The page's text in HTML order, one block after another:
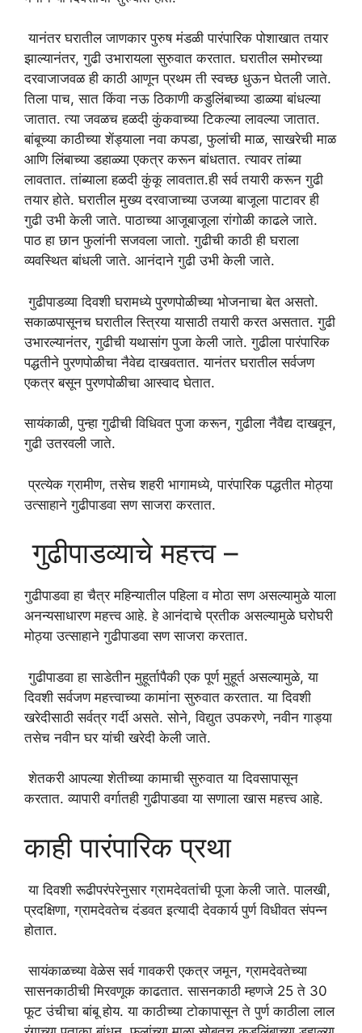
यानंतर घरातील जाणकार पुरुष मंडळी पारंपारिक पोशाखात तयार
झाल्यानंतर, गुढी उभारायला सुरुवात करतात. घरातील समोरच्या
दरवाजाजवळ ही काठी आणून प्रथम ती स्वच्छ धुऊन घेतली जाते.
तिला पाच, सात किंवा नऊ ठिकाणी कडुलिंबाच्या डाळ्या बांधल्या
जातात. त्या जवळच हळदी कुंकवाच्या टिकल्या लावल्या जातात.
बांबूच्या काठीच्या शेंड्याला नवा कपडा, फुलांची माळ, साखरेची माळ
आणि लिंबाच्या डहाळ्या एकत्र करून बांधतात. त्यावर तांब्या
लावतात. तांब्याला हळदी कुंकू लावतात.ही सर्व तयारी करून गुढी
तयार होते. घरातील मुख्य दरवाजाच्या उजव्या बाजूला पाटावर ही
गुढी उभी केली जाते. पाठाच्या आजूबाजूला रांगोळी काढले जाते.
पाठ हा छान फुलांनी सजवला जातो. गुढीची काठी ही घराला
व्यवस्थित बांधली जाते. आनंदाने गुढी उभी केली जाते.
गुढीपाडव्या दिवशी घरामध्ये पुरणपोळीच्या भोजनाचा बेत असतो.
सकाळपासूनच घरातील स्त्रिया यासाठी तयारी करत असतात. गुढी
उभारल्यानंतर, गुढीची यथासांग पुजा केली जाते. गुढीला पारंपारिक
पद्धतीने पुरणपोळीचा नैवेद्य दाखवतात. यानंतर घरातील सर्वजण
एकत्र बसून पुरणपोळीचा आस्वाद घेतात.
सायंकाळी, पुन्हा गुढीची विधिवत पुजा करून, गुढीला नैवैद्य दाखवून,
गुढी उतरवली जाते.
प्रत्येक ग्रामीण, तसेच शहरी भागामध्ये, पारंपारिक पद्धतीत मोठ्या
उत्साहाने गुढीपाडवा सण साजरा करतात.
गुढीपाडव्याचे महत्त्व –
गुढीपाडवा हा चैत्र महिन्यातील पहिला व मोठा सण असल्यामुळे याला
अनन्यसाधारण महत्त्व आहे. हे आनंदाचे प्रतीक असल्यामुळे घरोघरी
मोठ्या उत्साहाने गुढीपाडवा सण साजरा करतात.
गुढीपाडवा हा साडेतीन मुहूर्तापैकी एक पूर्ण मुहूर्त असल्यामुळे, या
दिवशी सर्वजण महत्त्वाच्या कामांना सुरुवात करतात. या दिवशी
खरेदीसाठी सर्वत्र गर्दी असते. सोने, विद्युत उपकरणे, नवीन गाड्या
तसेच नवीन घर यांची खरेदी केली जाते.
शेतकरी आपल्या शेतीच्या कामाची सुरुवात या दिवसापासून
करतात. व्यापारी वर्गातही गुढीपाडवा या सणाला खास महत्त्व आहे.
काही पारंपारिक प्रथा
या दिवशी रूढीपरंपरेनुसार ग्रामदेवतांची पूजा केली जाते. पालखी,
प्रदक्षिणा, ग्रामदेवतेच दंडवत इत्यादी देवकार्य पुर्ण विधीवत संपन्न
होतात.
सायंकाळच्या वेळेस सर्व गावकरी एकत्र जमून, ग्रामदेवतेच्या
सासनकाठीची मिरवणूक काढतात. सासनकाठी म्हणजे 25 ते 30
फूट उंचीचा बांबू होय. या काठीच्या टोकापासून ते पुर्ण काठीला लाल